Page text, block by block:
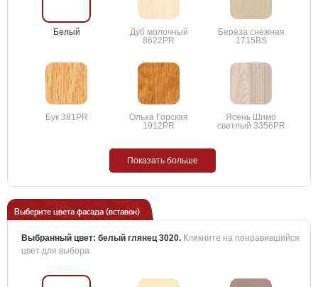
Белый
Дуб молочный
8622PR
Береза снежная
1715BS
Бук 381PR
Ольха Горская
1912PR
Ясень Шимо
светлый 3356PR
Показать больше
Выберите цвета фасада (вставок)
Выбранный цвет: белый глянец 3020. Кликните на понравившийся
цвет для выбора